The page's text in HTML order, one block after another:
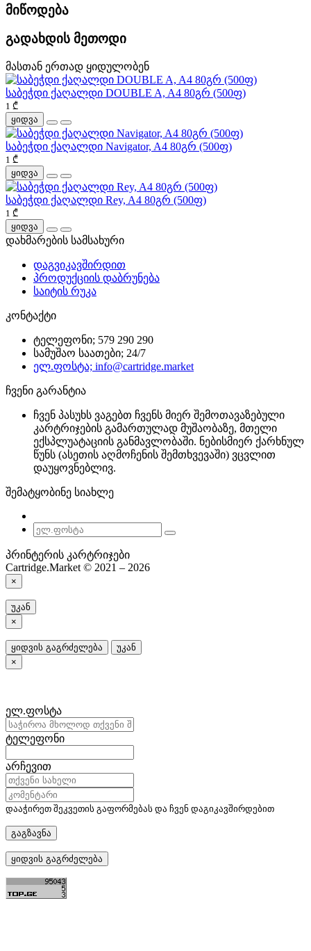
მიწოდება
გადახდის მეთოდი
მასთან ერთად ყიდულობენ
საბეჭდი ქაღალდი DOUBLE A, A4 80გრ (500ფ)
1 ₾
ყიდვა
საბეჭდი ქაღალდი Navigator, A4 80გრ (500ფ)
1 ₾
ყიდვა
საბეჭდი ქაღალდი Rey, A4 80გრ (500ფ)
1 ₾
ყიდვა
დახმარების სამსახური
დაგვიკავშირდით
პროდუქციის დაბრუნება
საიტის რუკა
კონტაქტი
ტელეფონი; 579 290 290
სამუშაო საათები; 24/7
ელ.ფოსტა; info@cartridge.market
ჩვენი გარანტია
ჩვენ პასუხს ვაგებთ ჩვენს მიერ შემოთავაზებული
კარტრიჯების გამართულად მუშაობაზე, მთელი
ექსპლუატაციის განმავლობაში. ნებისმიერ ქარხნულ
წუნს (ასეთის აღმოჩენის შემთხვევაში) ვცვლით
დაუყოვნებლივ.
შემატყობინე სიახლე
პრინტერის კარტრიჯები
Cartridge.Market © 2021 – 2026
×
უკან
×
ყიდვის გაგრძელება
უკან
×
ელ.ფოსტა
ტელეფონი
არჩევით
დააჭირეთ შეკვეთის გაფორმებას და ჩვენ დაგიკავშირდებით
გაგზავნა
ყიდვის გაგრძელება